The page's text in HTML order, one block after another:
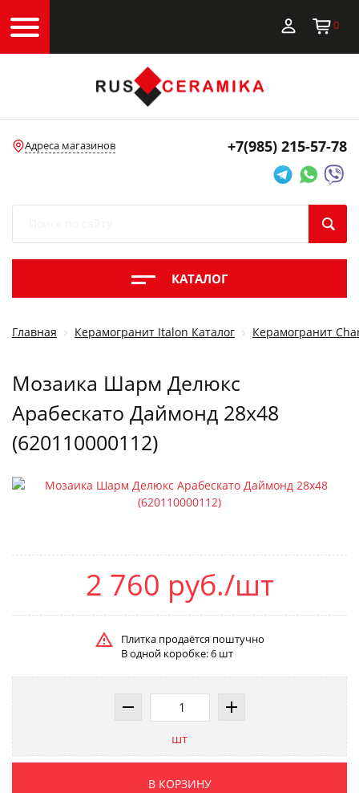
0
Адреса магазинов +7(985) 215-57-78
КАТАЛОГ
Главная Керамогранит Italon Каталог Керамогранит
Мозаика Шарм Делюкс
Арабескато Даймонд 28x48
(620110000112)
2 760 руб./шт
Плитка продаётся поштучно
В одной коробке: 6 шт
шт
В КОРЗИНУ